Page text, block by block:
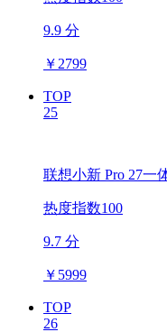
9.9 分
￥ 2799
TOP
25
联想小新 Pro 27一
热度指数100
9.7 分
￥ 5999
TOP
26